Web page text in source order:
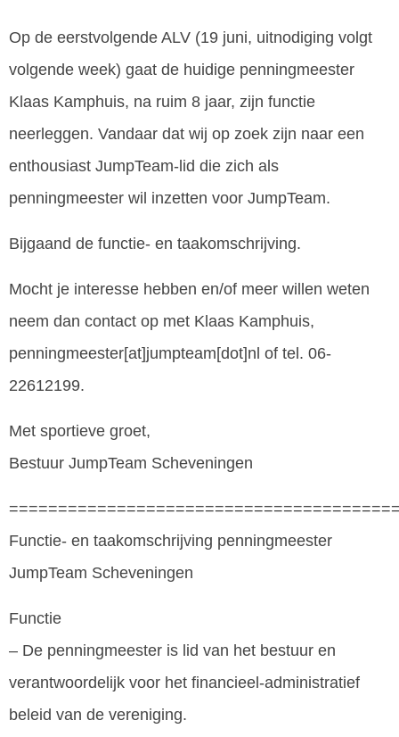
Op de eerstvolgende ALV (19 juni, uitnodiging volgt
volgende week) gaat de huidige penningmeester
Klaas Kamphuis, na ruim 8 jaar, zijn functie
neerleggen. Vandaar dat wij op zoek zijn naar een
enthousiast JumpTeam-lid die zich als
penningmeester wil inzetten voor JumpTeam.
Bijgaand de functie- en taakomschrijving.
Mocht je interesse hebben en/of meer willen weten
neem dan contact op met Klaas Kamphuis,
penningmeester[at]jumpteam[dot]nl of tel. 06-
22612199.
Met sportieve groet,
Bestuur JumpTeam Scheveningen
Functie- en taakomschrijving penningmeester
JumpTeam Scheveningen
Functie
– De penningmeester is lid van het bestuur en
verantwoordelijk voor het financieel-administratief
beleid van de vereniging.